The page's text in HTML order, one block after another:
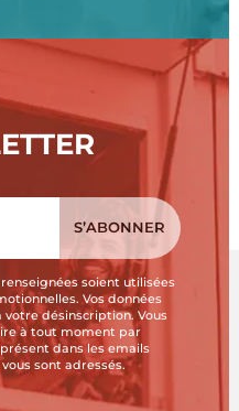
soient utilisées
Vos données
votre désinscription. Vous
à tout moment par
dans les emails
sont adressés.